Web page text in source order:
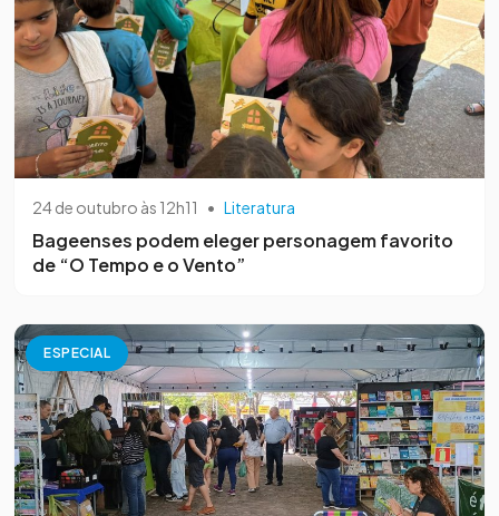
24 de outubro às 12h11 • Literatura
Bageenses podem eleger personagem favorito
de “O Tempo e o Vento”
ESPECIAL